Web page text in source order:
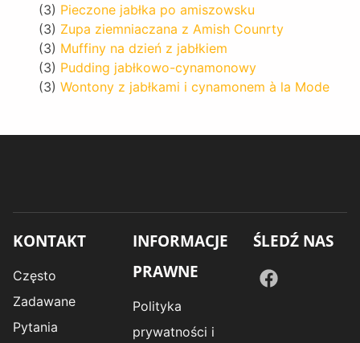
(3) Pieczone jabłka po amiszowsku
(3) Zupa ziemniaczana z Amish Counrty
(3) Muffiny na dzień z jabłkiem
(3) Pudding jabłkowo-cynamonowy
(3) Wontony z jabłkami i cynamonem à la Mode
KONTAKT
Często
Zadawane
Pytania
INFORMACJE
PRAWNE
Polityka
prywatności i
ŚLEDŹ NAS